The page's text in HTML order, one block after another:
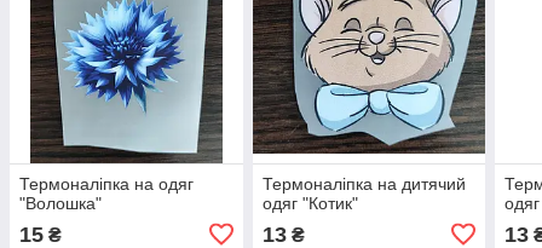
Термоналіпка на одяг
"Волошка"
15 ₴
Термоналіпка на дитячий
одяг "Котик"
13₴ 13